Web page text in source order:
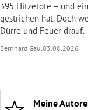
395 Hitzetote – und
gestrichen hat. Doch
Dürre und Feuer drauf.
Bernhard Gaul03.08.2026
Meine